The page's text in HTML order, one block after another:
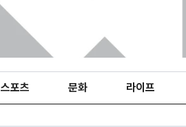
스포츠 문화 라이프